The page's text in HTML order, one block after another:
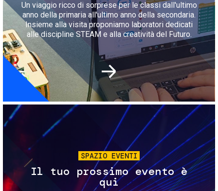
Un viaggio ricco di sorprese per le classi dall'ultimo
anno della primaria all'ultimo anno della secondaria.
Insieme alla visita proponiamo laboratori dedicati
alle discipline STEAM e alla creatività del Futuro.
Immagine
SPAZIO EVENTI
Il tuo prossimo evento è
qui